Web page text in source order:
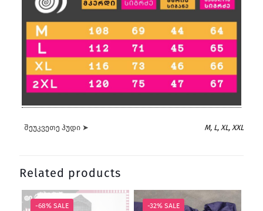
შეუკვეთე ჰუდი ➤ M, L, XL, XXL
Related products
-68% SALE -32% SALE